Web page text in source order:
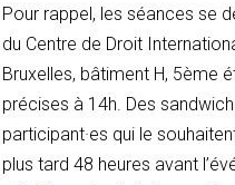
Pour rappel, les séances se
du Centre de Droit
Bruxelles, bâtiment H, 5ème
précises à 14h. Des
participant·es qui le
plus tard 48 heures avant